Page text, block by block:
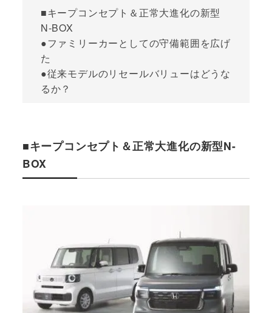
■キープコンセプト＆正常大進化の新型
N-BOX
●ファミリーカーとしての守備範囲を広げ
た
●従来モデルのリセールバリューはどうな
るか？
■キープコンセプト＆正常大進化の新型N-
BOX